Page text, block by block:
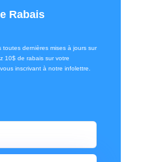
Rabais
dernières mises à jours sur
10$ de rabais sur votre
inscrivant à notre infolettre.